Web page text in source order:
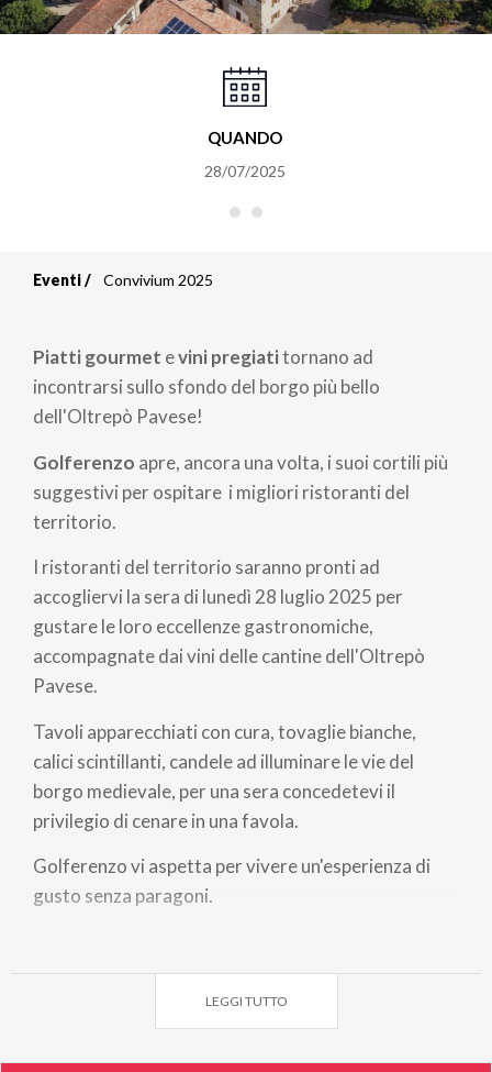
QUANDO
28/07/2025
di
pane
Eventi Convivium 2025
Piatti gourmet evini pregiatitornano ad
incontrarsi sullo sfondo del borgo più bello
dell'Oltrepò Pavese!
Golferenzo apre, ancora una volta, i suoi cortili più
suggestivi per ospitare i migliori ristoranti del
territorio.
I ristoranti del territorio saranno pronti ad
accogliervi la sera di lunedì 28 luglio 2025 per
gustare le loro eccellenze gastronomiche,
accompagnate dai vini delle cantine dell'Oltrepò
Pavese.
Tavoli apparecchiati con cura, tovaglie bianche,
calici scintillanti, candele ad illuminare le vie del
borgo medievale, per una sera concedetevi il
privilegio di cenare in una favola.
Golferenzo vi aspetta per vivere un'esperienza di
gusto senza paragoni.
LEGGI TUTTO